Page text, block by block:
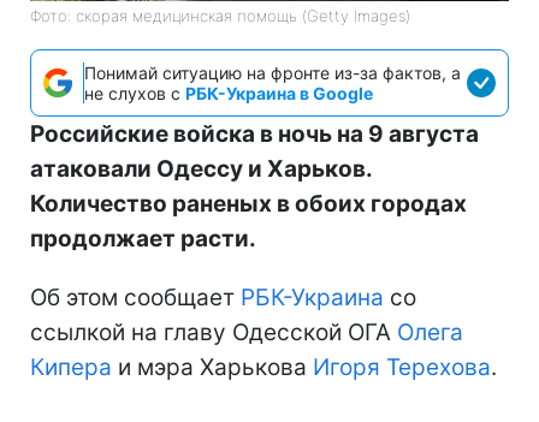
Фото: скорая медицинская помощь (Getty Images)
Понимай ситуацию на фронте из-за фактов, а
не слухов с РБК-Украина в Google
Российские войска в ночь на 9 августа
атаковали Одессу и Харьков.
Количество раненых в обоих городах
продолжает расти.
Об этом сообщает РБК-Украина со
ссылкой на главу Одесской ОГА Олега
Кипера и мэра Харькова Игоря Терехова.